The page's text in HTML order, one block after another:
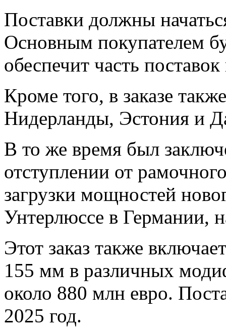
Поставки должны
Основным покупателем
обеспечит часть
Кроме того, в заказе
Нидерланды, Эстония и
В то же время был
отступлении от
загрузки мощностей
Унтерлюссе в Германии,
Этот заказ также
155 мм в различных
около 880 млн евро.
2025 год.